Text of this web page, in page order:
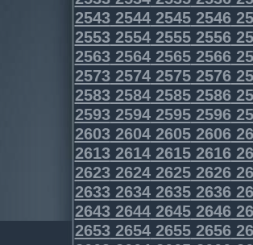
2543254425452546
2553255425552556
2563256425652566
2573257425752576
2583258425852586
2593259425952596
2603260426052606
2613261426152616
2623262426252626
2633263426352636
2643264426452646
2653265426552656